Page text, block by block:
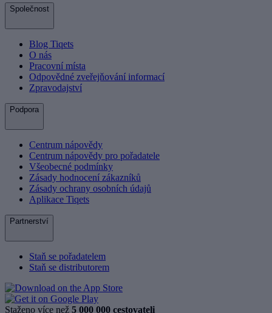
Společnost
Blog Tiqets
O nás
Pracovní místa
Odpovědné zveřejňování informací
Zpravodajství
Podpora
Centrum nápovědy
Centrum nápovědy pro pořadatele
Všeobecné podmínky
Zásady hodnocení zákazníků
Zásady ochrany osobních údajů
Aplikace Tiqets
Partnerství
Staň se pořadatelem
Staň se distributorem
Staženo více než 5 000 000 cestovateli